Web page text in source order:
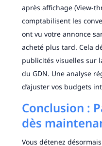
après affichage (View-
comptabilisent les
ont vu votre annonce
acheté plus tard. Cela
publicités visuelles sur
du GDN. Une analyse
d’ajuster vos budgets
Conclusion :
dès
Vous détenez